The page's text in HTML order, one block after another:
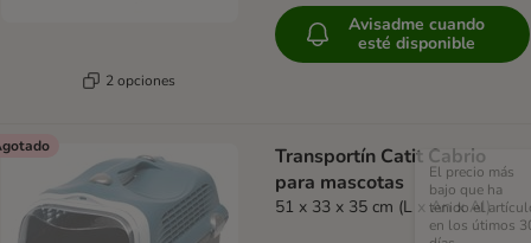
2 opciones
Avisadme cuando
esté disponible
Transportín Catit Cabrio
para mascotas
51 x 33 x 35 cm (L x An x Al)
El precio más
bajo que ha
tenido el
en los útimos